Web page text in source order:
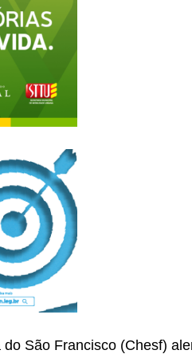
São Francisco (Chesf)